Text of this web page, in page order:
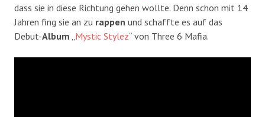
dass sie in diese Richtung gehen wollte. Denn schon mit 14
Jahren fing sie an zu rappen und schaffte es auf das
Debut-Album Mystic Stylez“ von Three 6 Mafia.